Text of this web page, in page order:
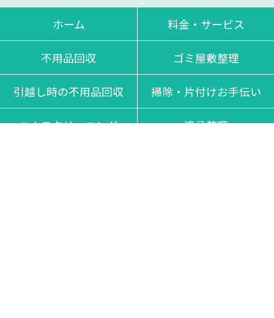
でご対応させて頂いております。
不当な追加料金等は一切掛かりませんのでご安心くださいま
ホーム 料金・サービス
不用品回収 ゴミ屋敷整理
引越し時の不用品回収 掃除・片付けお手伝い
ハウスクリーニング 遺品整理